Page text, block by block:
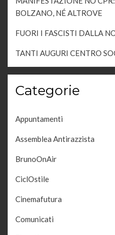
BOLZANO, NÉ ALTROVE
FUORI I FASCISTI DALLA
TANTI AUGURI CENTRO
Categorie
Appuntamenti
Assemblea Antirazzista
BrunoOnAir
CiclOstile
Cinemafutura
Comunicati